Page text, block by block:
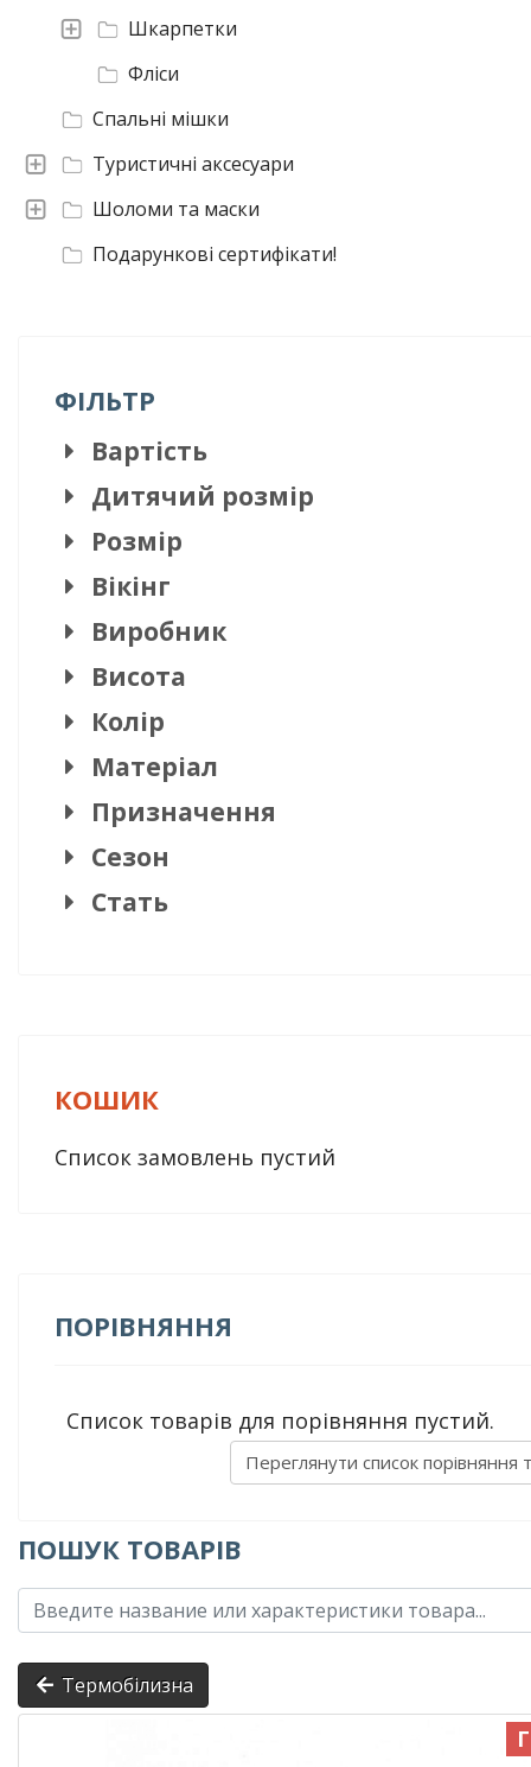
Подарункові сертифікати!
Шоломи та маски
Туристичні аксесуари
Спальні мішки
Шкарпетки
Фліси
ФІЛЬТР
Вартість
Дитячий розмір
Розмір
Вікінг
Виробник
Висота
Колір
Матеріал
Призначення
Сезон
Стать
КОШИК
Список замовлень пустий
ПОРІВНЯННЯ
Список товарів для порівняння пустий.
Переглянути список порівняння
ПОШУК ТОВАРІВ
Термобілизна